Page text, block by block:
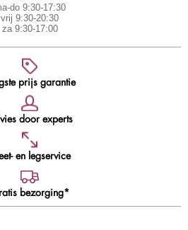
do 9:30-17:30
vrij 9:30-20:30
za 9:30-17:00
prijs garantie
door experts
en legservice
bezorging*